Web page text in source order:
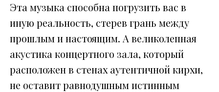
Эта музыка способна погрузить вас в
иную реальность, стерев грань между
прошлым и настоящим. А великолепная
акустика концертного зала, который
расположен в стенах аутентичной кирхи,
не оставит равнодушным истинным